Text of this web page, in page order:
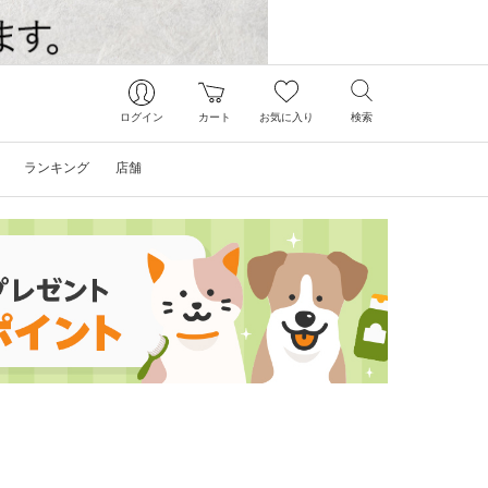
ログイン カート お気に入り 検索
ランキング 店舗